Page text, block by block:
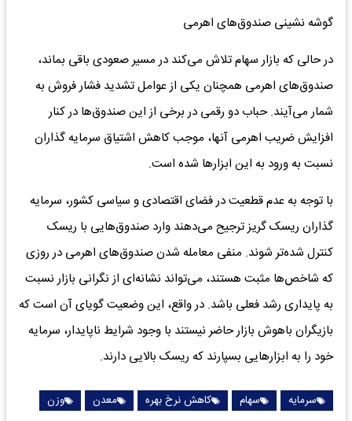
گوشه نشینی صندوق‌های اهرمی
در حالی که بازار سهام تلاش می‌کند در مسیر صعودی باقی بماند،
صندوق‌های اهرمی همچنان یکی از عوامل تشدید فشار فروش به
شمار می‌آیند. حباب دو رقمی در برخی از این صندوق‌ها در کنار
افزایش ضریب اهرمی آنها، موجب کاهش اشتیاق سرمایه گذاران
نسبت به ورود به این ابزار‌ها شده است.
با توجه به عدم قطعیت در فضای اقتصادی و سیاسی کشور، سرمایه
گذاران ریسک گریز ترجیح می‌دهند وارد صندوق‌هایی با ریسک
کنترل شده‌تر شوند. منفی معامله شدن صندوق‌های اهرمی در روزی
که شاخص‌ها مثبت هستند، می‌تواند نشانه‌ای از نگرانی بازار نسبت
به پایداری رشد فعلی باشد. در واقع، این وضعیت گویای آن است که
بازیگران باهوش بازار حاضر نیستند با وجود شرایط ناپایدار، سرمایه
خود را به ابزار‌هایی بسپارند که ریسک بالایی دارند.
سرمایه سهام کاهش نرخ بهره معدن وزن